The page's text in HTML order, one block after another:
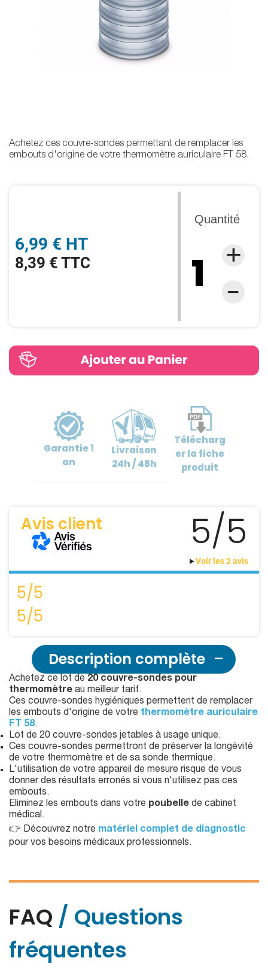
6,99 € HT
8,39 € TTC
Quantité
Achetez ces couvre-sondes permettant de remplacer les
embouts d'origine de votre thermomètre auriculaire FT 58.
Garantie1
an
Livraison
24h / 48h
Télécharg
erla fiche
produit
Avis client 5/5
Voir les 2 avis
5/5
5/5
Description complète
Achetez ce lot de 20 couvre-sondes pour
thermomètre au meilleur tarif.
Ces couvre-sondes hygiéniques permettent de remplacer
les embouts d'origine de votre thermomètre auriculaire
FT 58.
Lot de 20 couvre-sondes jetables à usage unique.
Ces couvre-sondes permettront de préserver la longévité
de votre thermomètre et de sa sonde thermique.
L'utilisation de votre appareil de mesure risque de vous
donner des résultats erronés si vous n'utilisez pas ces
embouts.
Eliminez les embouts dans votre poubelle de cabinet
médical.
👉 Découvrez notre matériel complet de diagnostic
pour vos besoins médicaux professionnels.
FAQ / Questions
fréquentes